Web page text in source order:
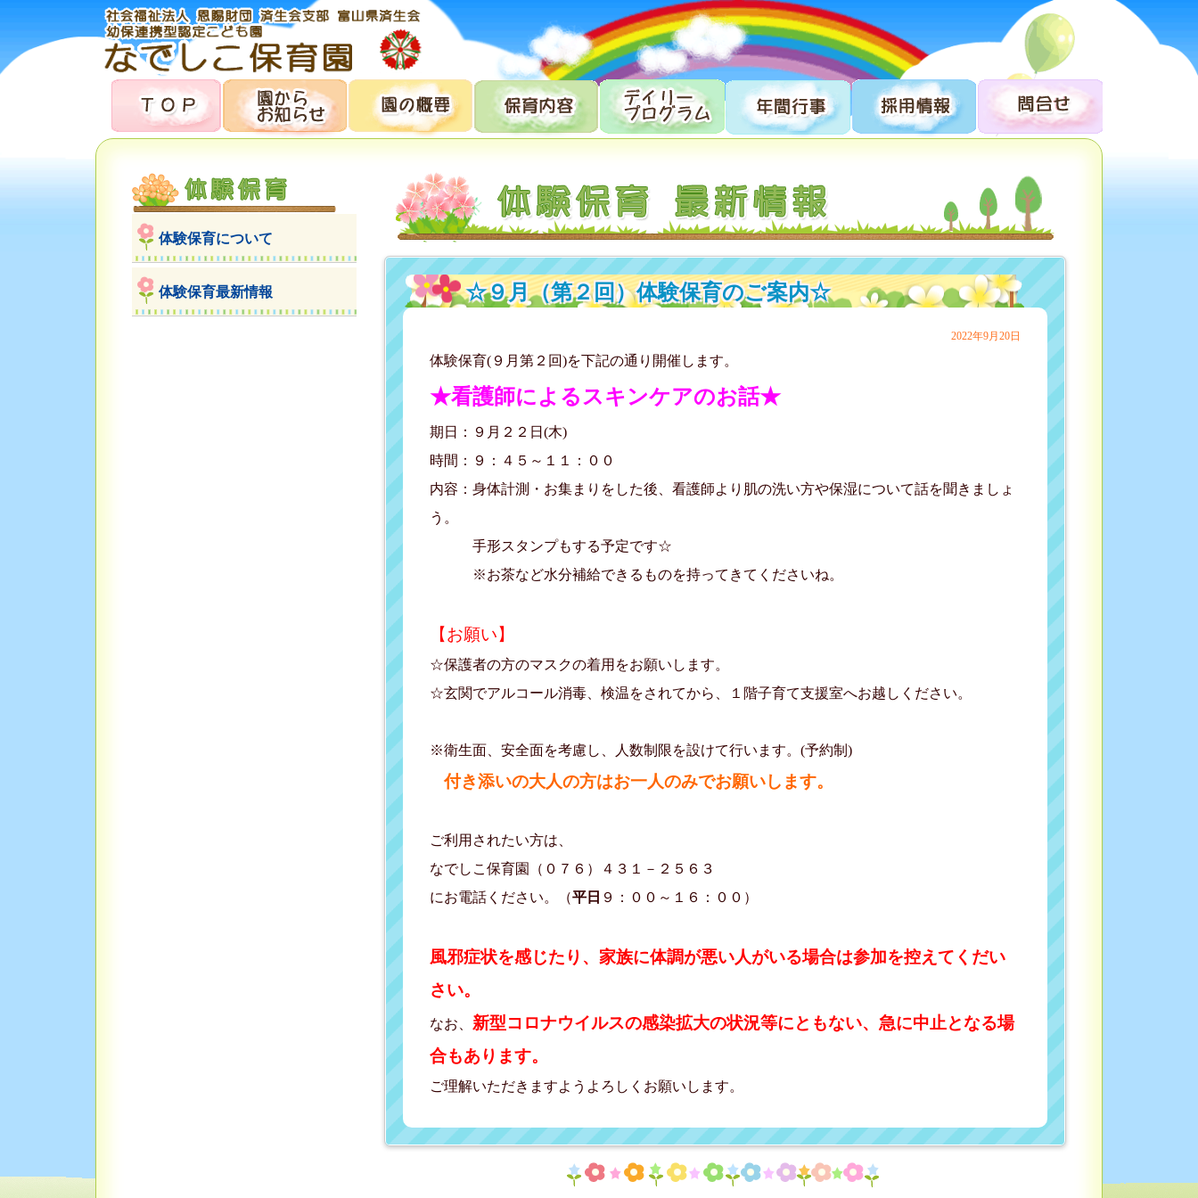
☆９月（第２回）体験保育のご案内☆
2022年9月20日
体験保育(９月第２回)を下記の通り開催します。
★看護師によるスキンケアのお話★
期日：９月２２日(木)
時間：９：４５～１１：００
内容：身体計測・お集まりをした後、看護師より肌の洗い方や保湿について話を聞きましょ
う。
手形スタンプもする予定です☆
※お茶など水分補給できるものを持ってきてくださいね。
【お願い】
☆保護者の方のマスクの着用をお願いします。
☆玄関でアルコール消毒、検温をされてから、１階子育て支援室へお越しください。
※衛生面、安全面を考慮し、人数制限を設けて行います。(予約制)
付き添いの大人の方はお一人のみでお願いします。
ご利用されたい方は、
なでしこ保育園（０７６）４３１－２５６３
にお電話ください。（平日 ９：００～１６：００）
風邪症状を感じたり、家族に体調が悪い人がいる場合は参加を控えてくだい
さい。
なお、 新型コロナウイルスの感染拡大の状況等にともない、急に中止となる場
合もあります。
ご理解いただきますようよろしくお願いします。
体験保育について
体験保育最新情報